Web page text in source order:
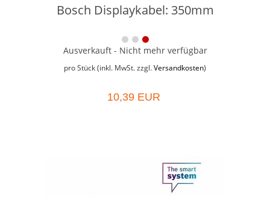
Bosch Displaykabel: 350mm
Ausverkauft - Nicht mehr verfügbar
pro Stück (inkl. MwSt. zzgl. Versandkosten)
10,39 EUR